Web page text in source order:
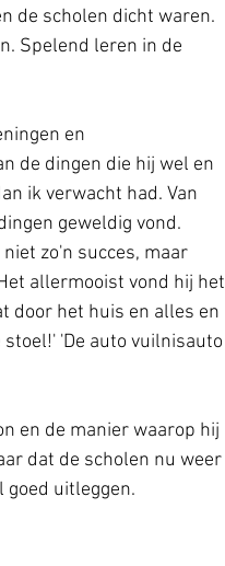
de scholen dicht waren.
Spelend leren in de
en
de dingen die hij wel en
ik verwacht had. Van
geweldig vond.
zo'n succes, maar
allermooist vond hij het
door het huis en alles en
'De auto vuilnisauto
en de manier waarop hij
dat de scholen nu weer
goed uitleggen.